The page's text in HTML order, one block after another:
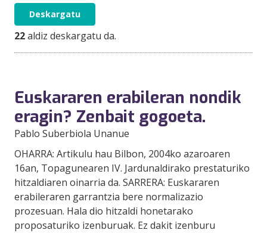
Deskargatu
22aldiz deskargatu da.
Euskararen erabileran nondik
eragin? Zenbait gogoeta.
Pablo Suberbiola Unanue
OHARRA: Artikulu hau Bilbon, 2004ko azaroaren
16an, Topagunearen IV. Jardunaldirako prestaturiko
hitzaldiaren oinarria da. SARRERA: Euskararen
erabileraren garrantzia bere normalizazio
prozesuan. Hala dio hitzaldi honetarako
proposaturiko izenburuak. Ez dakit izenburu